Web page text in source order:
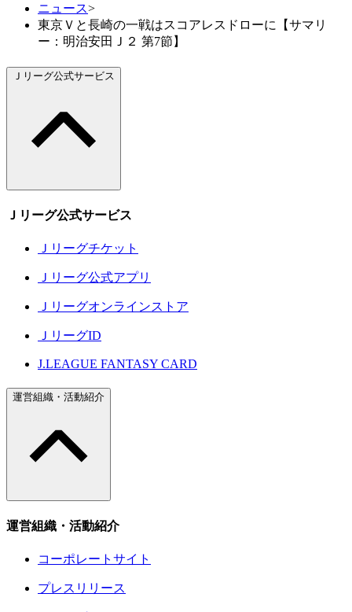
ニュース>
東京Ｖと長崎の一戦はスコアレスドローに【サマリ
ー：明治安田Ｊ２ 第7節】
Ｊリーグ公式サービス
Ｊリーグ公式サービス
Ｊリーグチケット
Ｊリーグ公式アプリ
Ｊリーグオンラインストア
ＪリーグID
J.LEAGUE FANTASY CARD
運営組織・活動紹介
運営組織・活動紹介
コーポレートサイト
プレスリリース